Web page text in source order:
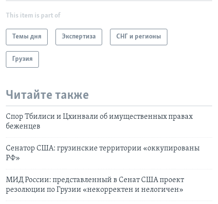
This item is part of
Темы дня Экспертиза СНГ и регионы
Грузия
Читайте также
Спор Тбилиси и Цхинвали об имущественных правах
беженцев
Сенатор США: грузинские территории «оккупированы
РФ»
МИД России: представленный в Сенат США проект
резолюции по Грузии «некорректен и нелогичен»